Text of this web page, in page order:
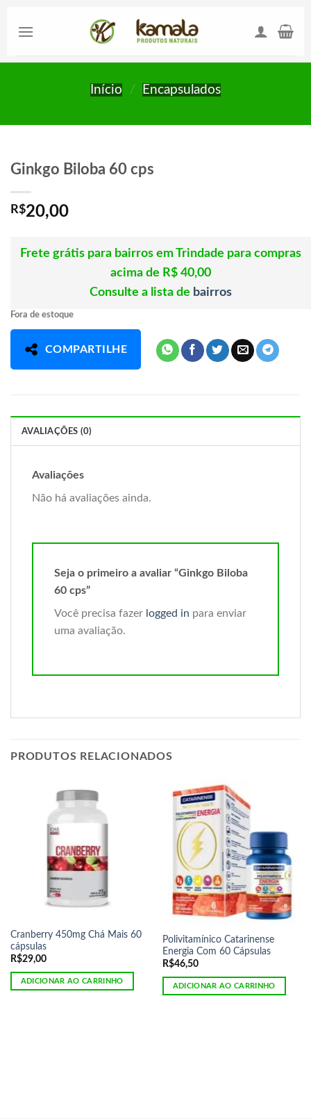
Início / Encapsulados
Ginkgo Biloba 60 cps
R$20,00
Frete grátis para bairros em Trindade para compras
acima de R$ 40,00
Consulte a lista de bairros
Fora de estoque
COMPARTILHE
AVALIAÇÕES (0)
Avaliações
Não há avaliações ainda.
Seja o primeiro a avaliar “Ginkgo Biloba
60 cps”
Você precisa fazer logged in para enviar
uma avaliação.
PRODUTOS RELACIONADOS
Cranberry 450mg Chá Mais 60
cápsulas
R$29,00
ADICIONAR AO CARRINHO
Polivitamínico Catarinense
Energia Com 60 Cápsulas
R$46,50
ADICIONAR AO CARRINHO